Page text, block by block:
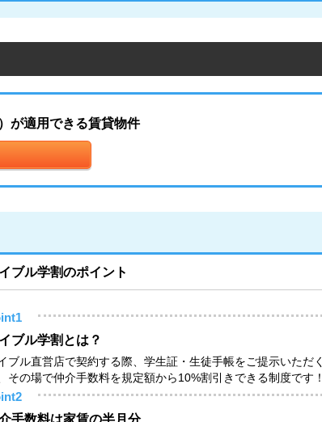
が適用できる賃貸物件
ブル学割のポイント
ブル学割とは？
ブル直営店で契約する際、学生証・生徒手帳をご提示いただく
その場で仲介手数料を規定額から10%割引きできる制度です！
手数料は家賃の半月分